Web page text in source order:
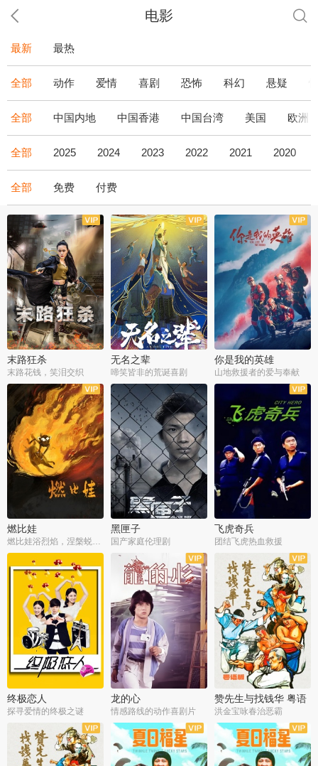
电影
最新 最热
全部 动作 爱情 喜剧 恐怖 科幻 悬疑
全部 中国内地 中国香港 中国台湾 美国 欧洲
全部 2025 2024 2023 2022 2021 2020
全部 免费 付费
末路狂杀
末路花钱，笑泪交织
无名之辈
啼笑皆非的荒诞喜剧
你是我的英雄
山地救援者的爱与奉献
燃比娃
燃比娃浴烈焰，涅槃蜕变成人
黑匣子
国产家庭伦理剧
飞虎奇兵
团结飞虎热血救援
终极恋人
探寻爱情的终极之谜
龙的心
情感路线的动作喜剧片
赞先生与找钱华 粤语
版
洪金宝咏春治恶霸